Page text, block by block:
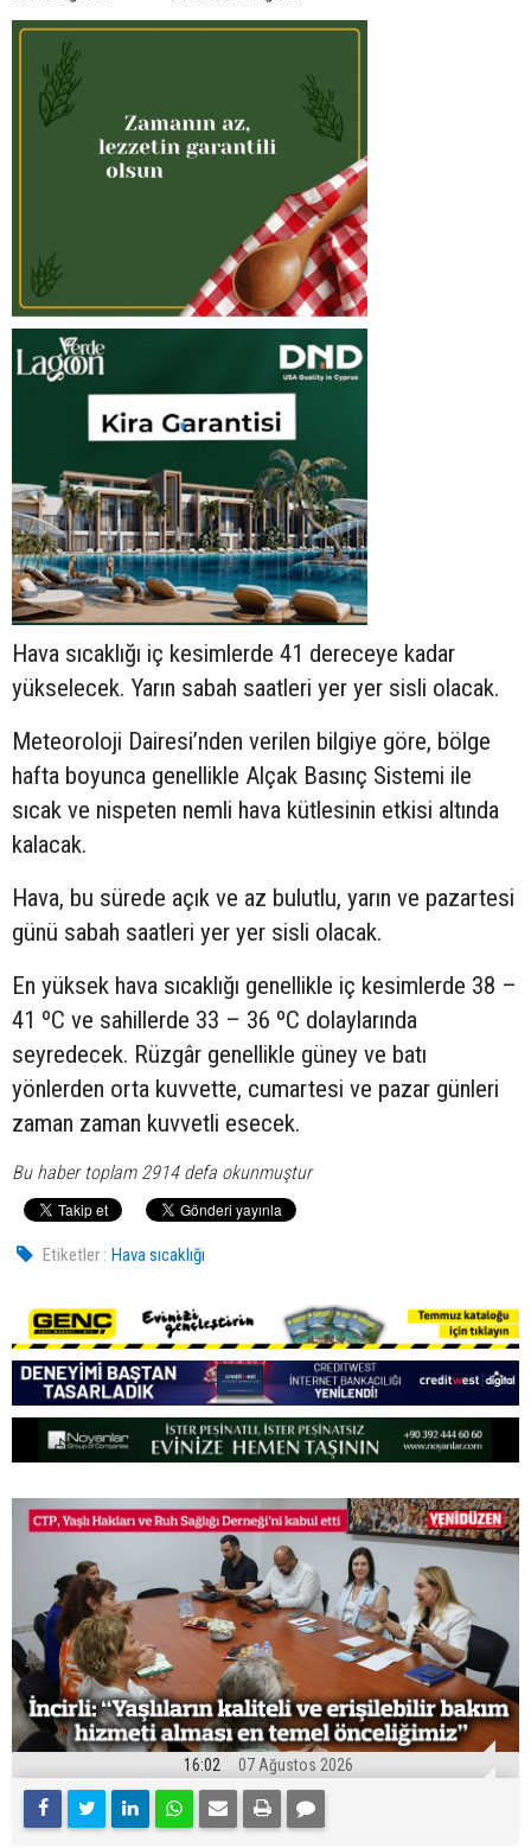
Hava sıcaklığı iç kesimlerde 41 dereceye kadar
yükselecek. Yarın sabah saatleri yer yer sisli olacak.
Meteoroloji Dairesi’nden verilen bilgiye göre, bölge
hafta boyunca genellikle Alçak Basınç Sistemi ile
sıcak ve nispeten nemli hava kütlesinin etkisi altında
kalacak.
Hava, bu sürede açık ve az bulutlu, yarın ve pazartesi
günü sabah saatleri yer yer sisli olacak.
En yüksek hava sıcaklığı genellikle iç kesimlerde 38 –
41 ºC ve sahillerde 33 – 36 ºC dolaylarında
seyredecek. Rüzgâr genellikle güney ve batı
yönlerden orta kuvvette, cumartesi ve pazar günleri
zaman zaman kuvvetli esecek.
Bu haber toplam 2914 defa okunmuştur
Etiketler : Hava sıcaklığı
16:02 07 Ağustos 2026